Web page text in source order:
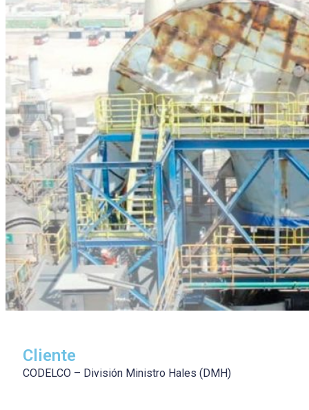
Cliente
CODELCO – División Ministro Hales (DMH)